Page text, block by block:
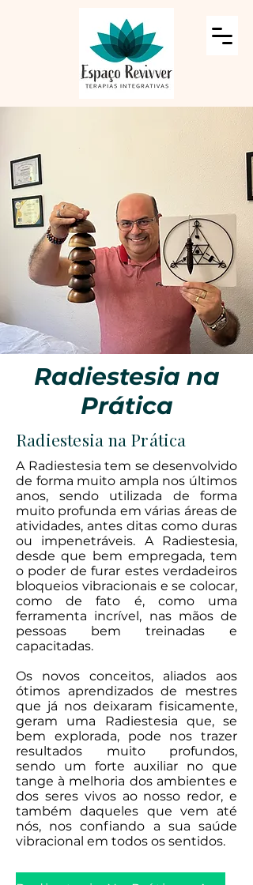
Radiestesia na
Prática
Radiestesia na Prática
A Radiestesia tem se desenvolvido
de forma muito ampla nos últimos
anos, sendo utilizada de forma
muito profunda em várias áreas de
atividades, antes ditas como duras
ou impenetráveis. A Radiestesia,
desde que bem empregada, tem
o poder de furar estes verdadeiros
bloqueios vibracionais e se colocar,
como de fato é, como uma
ferramenta incrível, nas mãos de
pessoas bem treinadas e
capacitadas.
Os novos conceitos, aliados aos
ótimos aprendizados de mestres
que já nos deixaram fisicamente,
geram uma Radiestesia que, se
bem explorada, pode nos trazer
resultados muito profundos,
sendo um forte auxiliar no que
tange à melhoria dos ambientes e
dos seres vivos ao nosso redor, e
também daqueles que vem até
nós, nos confiando a sua saúde
vibracional em todos os sentidos.